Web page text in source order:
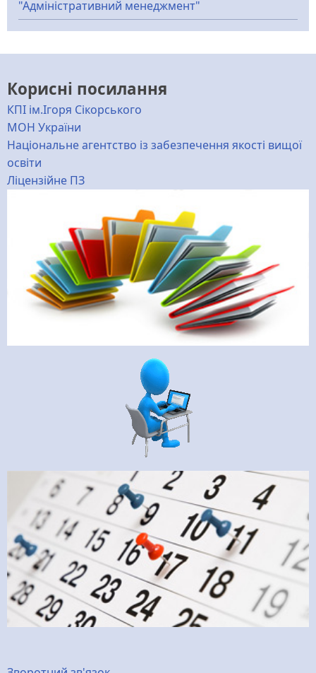
"Адміністративний менеджмент"
Корисні посилання
КПІ ім.Ігоря Сікорського
МОН України
Національне агентство із забезпечення якості вищої
освіти
Ліцензійне ПЗ